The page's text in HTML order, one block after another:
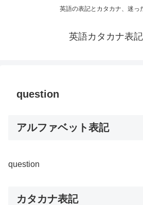
英語の表記とカタカナ、迷っ
英語カタカナ表
question
アルファベット表記
question
カタカナ表記